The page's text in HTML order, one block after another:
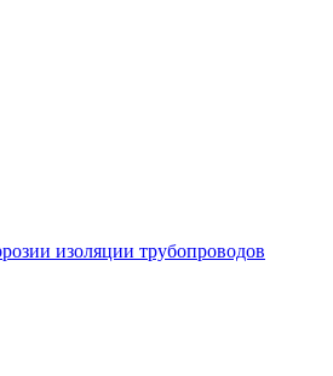
изоляции трубопроводов